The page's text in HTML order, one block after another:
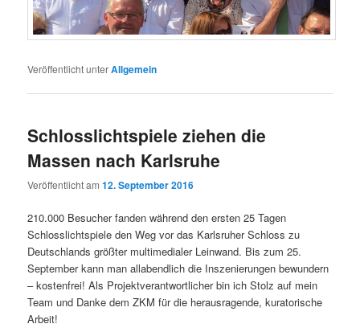
Veröffentlicht unterAllgemein
Schlosslichtspiele ziehen die
Massen nach Karlsruhe
Veröffentlicht am12. September 2016
210.000 Besucher fanden während den ersten 25 Tagen
Schlosslichtspiele den Weg vor das Karlsruher Schloss zu
Deutschlands größter multimedialer Leinwand. Bis zum 25.
September kann man allabendlich die Inszenierungen bewundern
– kostenfrei! Als Projektverantwortlicher bin ich Stolz auf mein
Team und Danke dem ZKM für die herausragende, kuratorische
Arbeit!